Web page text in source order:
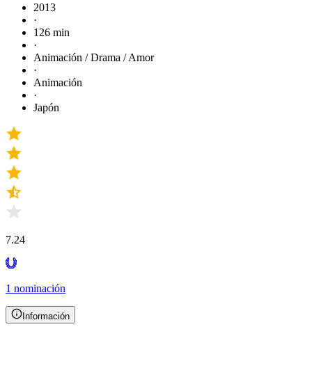
2013
·
126 min
·
Animación / Drama / Amor
·
Animación
·
Japón
7.24
1 nominación
Información